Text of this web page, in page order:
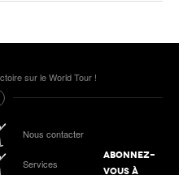
sur le World Tour !
Nous contacter
Services
ABONNEZ-
VOUS À